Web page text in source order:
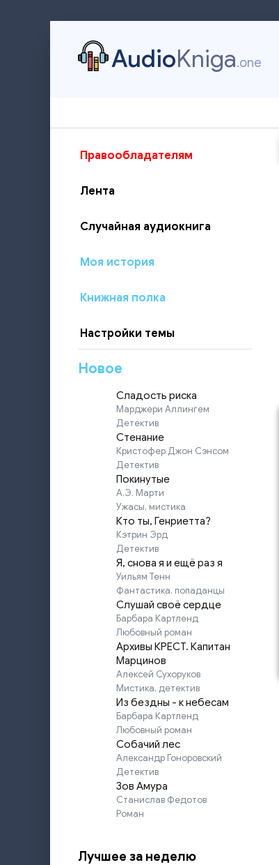
AudioKniga.one
Правообладателям
Лента
Случайная аудиокнига
Моя история
Книжная полка
Настройки темы
Новое
Сладость риска
Марджери Аллингем
Детектив
Стенание
Кристофер Джон Сэнсом
Детектив
Покинутые
А.Э. Марти
Ужасы, мистика
Кто ты, Генриетта?
Кэтрин Эрд
Детектив
Я, снова я и ещё раз я
Уильям Тенн
Фантастика, попаданцы
Слушай своё сердце
Барбара Картленд
Любовный роман
Архивы КРЕСТ. Капитан
Марцинов
Алексей Сухоруков
Мистика, детектив
Из бездны - к небесам
Барбара Картленд
Любовный роман
Собачий лес
Александр Гоноровский
Детектив
Зов Амура
Станислав Федотов
Роман
Лучшее за неделю